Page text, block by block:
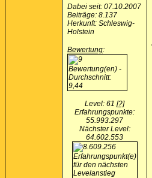
Dabei seit: 07.10.2007
Beiträge: 8.137
Herkunft: Schleswig-
Holstein
Bewertung:
Level: 61 [?]
Erfahrungspunkte:
55.993.297
Nächster Level:
64.602.553